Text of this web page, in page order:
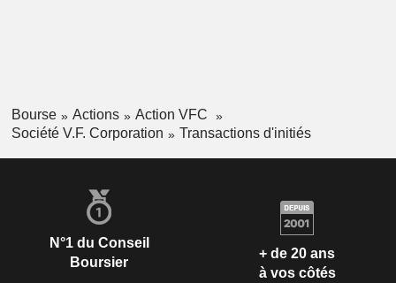
Bourse Actions
Action VFC
Société V.F. Corporation
Transactions d'initiés
N°1 du Conseil
Boursier
+ de 20 ans
à vos côtés